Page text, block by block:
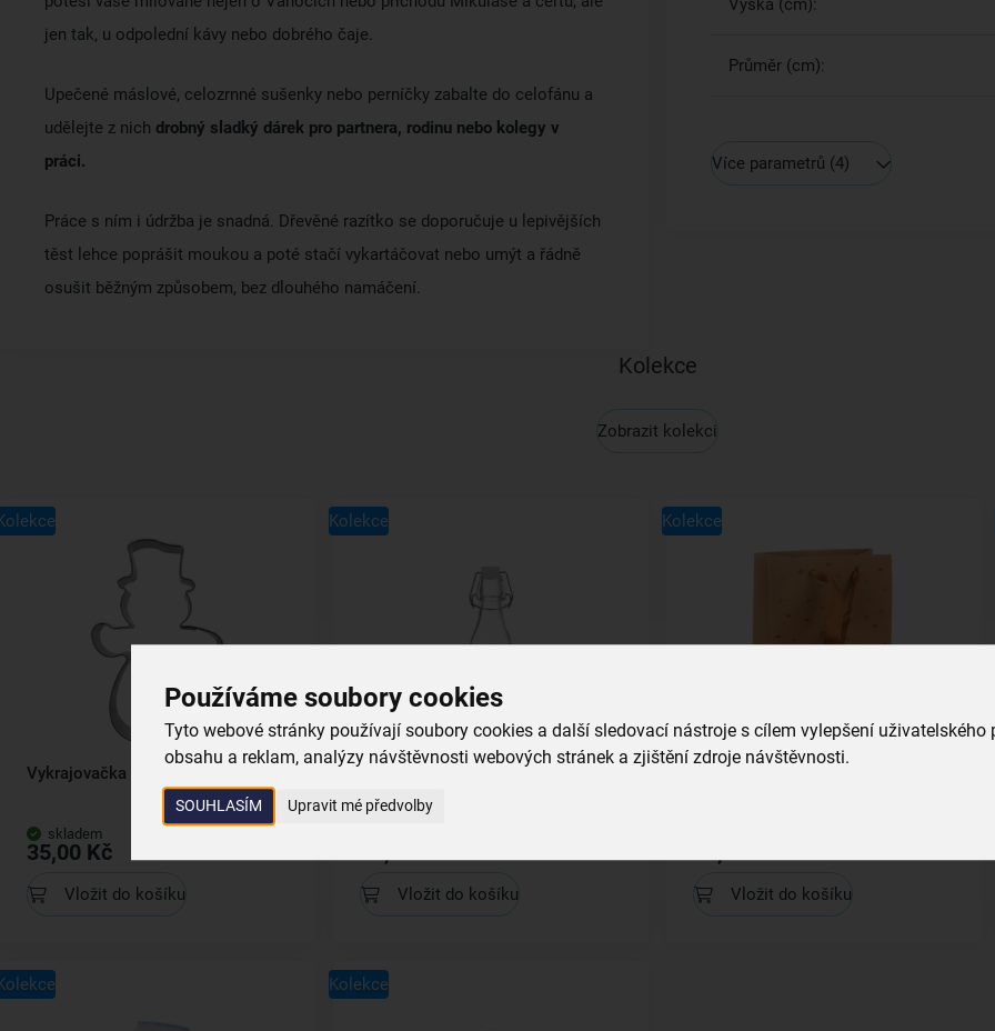
Používáme soubory cookies
Tyto webové stránky používají soubory cookies a další sledovací nástroje s cílem vylepšení uživatelského
obsahu a reklam, analýzy návštěvnosti webových stránek a zjištění zdroje návštěvnosti.
SOUHLASÍM Upravit mé předvolby
jen tak, u odpolední kávy nebo dobrého čaje.
Upečené máslové, celozrnné sušenky nebo perníčky zabalte do celofánu a
udělejte z nich drobný sladký dárek pro partnera, rodinu nebo kolegy v
práci.
Práce s ním i údržba je snadná. Dřevěné razítko se doporučuje u lepivějších
těst lehce poprášit moukou a poté stačí vykartáčovat nebo umýt a řádně
osušit běžným způsobem, bez dlouhého namáčení.
Výška (cm):
Průměr (cm):
Více parametrů (4)
Kolekce
Zobrazit kolekci
Vykrajovačka SNĚHULÁK
skladem
35,00 Kč
Vložit do košíku
Kolekce
Láhev s klip uzávěrem SNĚHULÁK
0,29 l
Vložit do košíku
Kolekce
Dárková taška SNĚHULÁK
Vložit do košíku
Kolekce